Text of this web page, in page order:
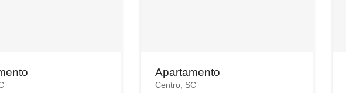
Apartamento
Centro, SC